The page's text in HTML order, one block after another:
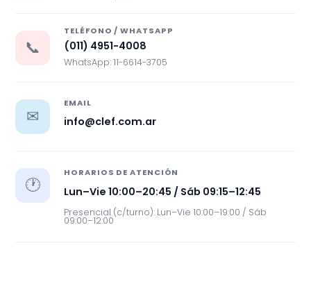
📞
TELÉFONO / WHATSAPP
(011) 4951-4008
WhatsApp: 11-6614-3705
✉
EMAIL
info@clef.com.ar
🕐
HORARIOS DE ATENCIÓN
Lun–Vie 10:00–20:45 / Sáb 09:15–12:45
Presencial (c/turno): Lun–Vie 10:00–19:00 / Sáb
09:00–12:00